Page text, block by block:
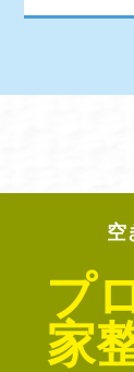
空
プ
家